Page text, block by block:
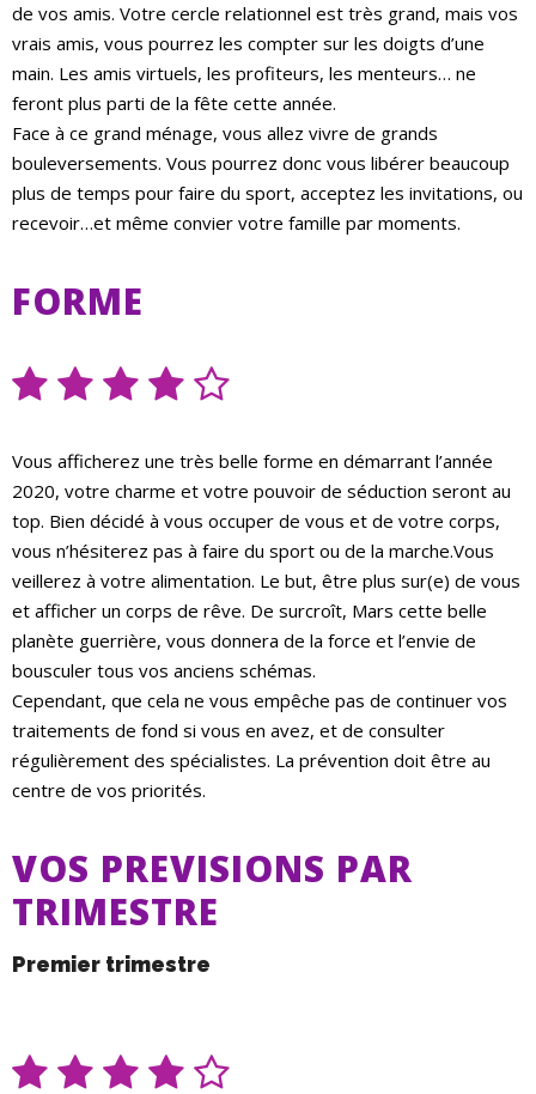
de vos amis. Votre cercle relationnel est très grand, mais vos
vrais amis, vous pourrez les compter sur les doigts d’une
main. Les amis virtuels, les profiteurs, les menteurs… ne
feront plus parti de la fête cette année.
Face à ce grand ménage, vous allez vivre de grands
bouleversements. Vous pourrez donc vous libérer beaucoup
plus de temps pour faire du sport, acceptez les invitations, ou
recevoir…et même convier votre famille par moments.
FORME
Vous afficherez une très belle forme en démarrant l’année
2020, votre charme et votre pouvoir de séduction seront au
top. Bien décidé à vous occuper de vous et de votre corps,
vous n’hésiterez pas à faire du sport ou de la marche.Vous
veillerez à votre alimentation. Le but, être plus sur(e) de vous
et afficher un corps de rêve. De surcroît, Mars cette belle
planète guerrière, vous donnera de la force et l’envie de
bousculer tous vos anciens schémas.
Cependant, que cela ne vous empêche pas de continuer vos
traitements de fond si vous en avez, et de consulter
régulièrement des spécialistes. La prévention doit être au
centre de vos priorités.
VOS PREVISIONS PAR
TRIMESTRE
Premier trimestre